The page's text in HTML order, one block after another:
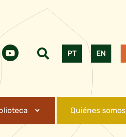
PT EN
Quiénes somos